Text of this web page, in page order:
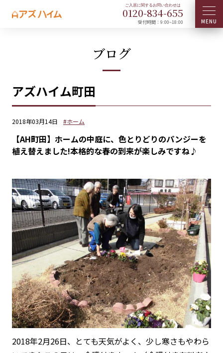
0120-834-655
受付時間：9:00~18:00
ブログ
アズハイム町田
2018年03月14日 #ホーム
【AH町田】ホームの中庭に、色とりどりのパンジーを
植え替えました!本格的な春の到来が楽しみですね♪
2018年2月26日、とても天気がよく、少し寒さもやわら